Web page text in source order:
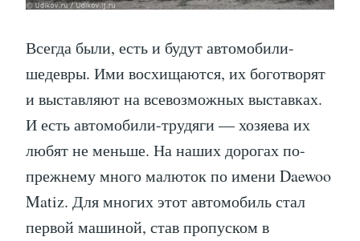
Всегда были, есть и будут автомобили-
шедевры. Ими восхищаются, их боготворят
и выставляют на всевозможных выставках.
И есть автомобили-трудяги — хозяева их
любят не меньше. На наших дорогах по-
прежнему много малюток по имени Daewoo
Matiz. Для многих этот автомобиль стал
первой машиной, став пропуском в